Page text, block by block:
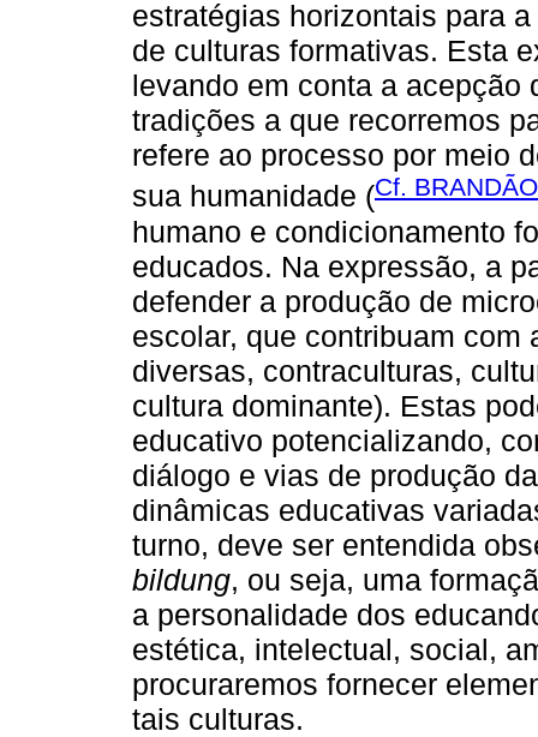
estratégias horizontais para
de culturas formativas. Esta
levando em conta a acepção
tradições a que recorremos
refere ao processo por meio
sua humanidade (Cf.
humano e condicionamento
educados. Na expressão, a
defender a produção de
escolar, que contribuam
diversas, contraculturas,
cultura dominante). Estas
educativo potencializando,
diálogo e vias de produção
dinâmicas educativas
turno, deve ser entendida
bildung, ou seja, uma
a personalidade dos
estética, intelectual, social,
procuraremos fornecer
tais culturas.